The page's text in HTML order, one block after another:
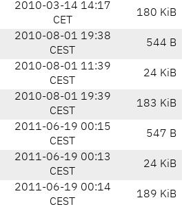
2010-03-14 14:17
CET
180 KiB
2010-08-01 19:38
CEST
544 B
2010-08-01 11:39
CEST
24 KiB
2010-08-01 19:39
CEST
183 KiB
2011-06-19 00:15
CEST
547 B
2011-06-19 00:13
CEST
24 KiB
2011-06-19 00:14
CEST
189 KiB